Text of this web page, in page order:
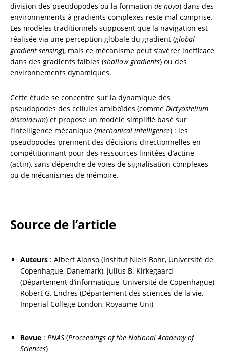
division des pseudopodes ou la formation de novo) dans des
environnements à gradients complexes reste mal comprise.
Les modèles traditionnels supposent que la navigation est
réalisée via une perception globale du gradient (global
gradient sensing), mais ce mécanisme peut s’avérer inefficace
dans des gradients faibles (shallow gradients) ou des
environnements dynamiques.
Cette étude se concentre sur la dynamique des
pseudopodes des cellules amiboïdes (comme Dictyostelium
discoideum) et propose un modèle simplifié basé sur
l’intelligence mécanique (mechanical intelligence) : les
pseudopodes prennent des décisions directionnelles en
compétitionnant pour des ressources limitées d’actine
(actin), sans dépendre de voies de signalisation complexes
ou de mécanismes de mémoire.
Source de l’article
Auteurs : Albert Alonso (Institut Niels Bohr, Université de
Copenhague, Danemark), Julius B. Kirkegaard
(Département d’informatique, Université de Copenhague),
Robert G. Endres (Département des sciences de la vie,
Imperial College London, Royaume-Uni)
Revue : PNAS (Proceedings of the National Academy of
Sciences)